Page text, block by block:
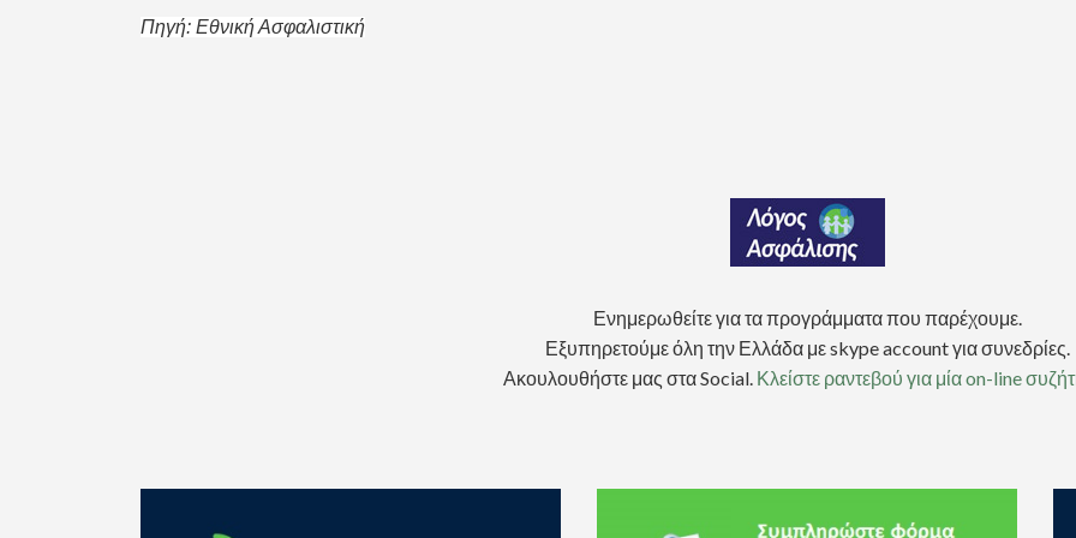
Πηγή: Εθνική Ασφαλιστική
Ενημερωθείτε για τα προγράμματα που παρέχουμε.
Εξυπηρετούμε όλη την Ελλάδα με skype account για συνεδρίες.
Ακουλουθήστε μας στα Social. Κλείστε ραντεβού για μία on-line